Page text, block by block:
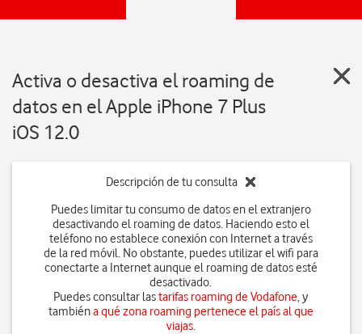
Activa o desactiva el roaming de
datos en el Apple iPhone 7 Plus
iOS 12.0
Descripción de tu consulta
Puedes limitar tu consumo de datos en el extranjero
desactivando el roaming de datos. Haciendo esto el
teléfono no establece conexión con Internet a través
de la red móvil. No obstante, puedes utilizar el wifi para
conectarte a Internet aunque el roaming de datos esté
desactivado.
Puedes consultar lastarifas roaming de Vodafone, y
tambiéna qué zona roaming pertenece el país al que
viajas.